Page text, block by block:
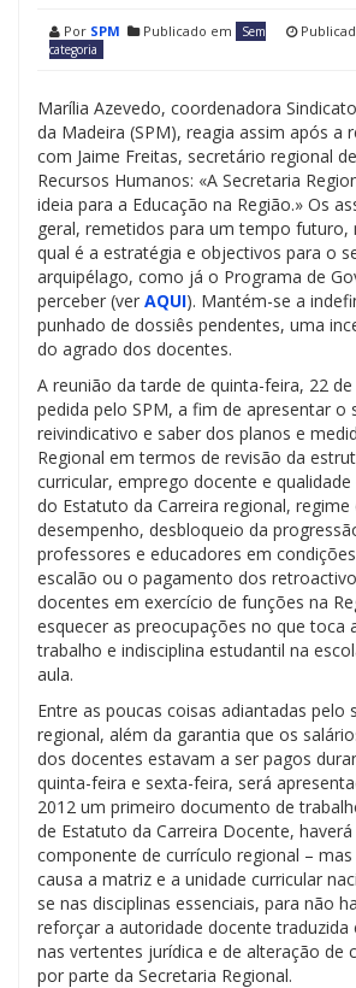
Por SPM Publicado em
Sem
categoria
Marília Azevedo, coordenadora
da Madeira (SPM), reagia assim após a
com Jaime Freitas, secretário regional
Recursos Humanos: «A Secretaria
ideia para a Educação na Região.» Os
geral, remetidos para um tempo futuro,
qual é a estratégia e objectivos para o
arquipélago, como já o Programa de
perceber (ver AQUI). Mantém-se a
punhado de dossiês pendentes, uma
do agrado dos docentes.
A reunião da tarde de quinta-feira, 22
pedida pelo SPM, a fim de apresentar o
reivindicativo e saber dos planos e
Regional em termos de revisão da
curricular, emprego docente e
do Estatuto da Carreira regional, regime
desempenho, desbloqueio da
professores e educadores em
escalão ou o pagamento dos
docentes em exercício de funções na
esquecer as preocupações no que toca
trabalho e indisciplina estudantil na
aula.
Entre as poucas coisas adiantadas pelo
regional, além da garantia que os
dos docentes estavam a ser pagos
quinta-feira e sexta-feira, será
2012 um primeiro documento de
de Estatuto da Carreira Docente,
componente de currículo regional –
causa a matriz e a unidade curricular
se nas disciplinas essenciais, para não
reforçar a autoridade docente traduzida
nas vertentes jurídica e de alteração de
por parte da Secretaria Regional.